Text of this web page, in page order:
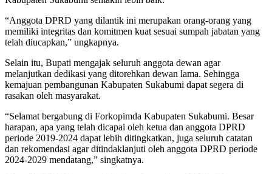
“Anggota DPRD yang dilantik ini merupakan orang-orang yang
memiliki integritas dan komitmen kuat sesuai sumpah jabatan yang
telah diucapkan,” ungkapnya.
Selain itu, Bupati mengajak seluruh anggota dewan agar
melanjutkan dedikasi yang ditorehkan dewan lama. Sehingga
kemajuan pembangunan Kabupaten Sukabumi dapat segera di
rasakan oleh masyarakat.
“Selamat bergabung di Forkopimda Kabupaten Sukabumi. Besar
harapan, apa yang telah dicapai oleh ketua dan anggota DPRD
periode 2019-2024 dapat lebih ditingkatkan, juga seluruh catatan
dan rekomendasi agar ditindaklanjuti oleh anggota DPRD periode
2024-2029 mendatang,” singkatnya.